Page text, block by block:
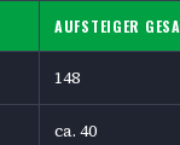
AUFSTEIGER
148
ca. 40